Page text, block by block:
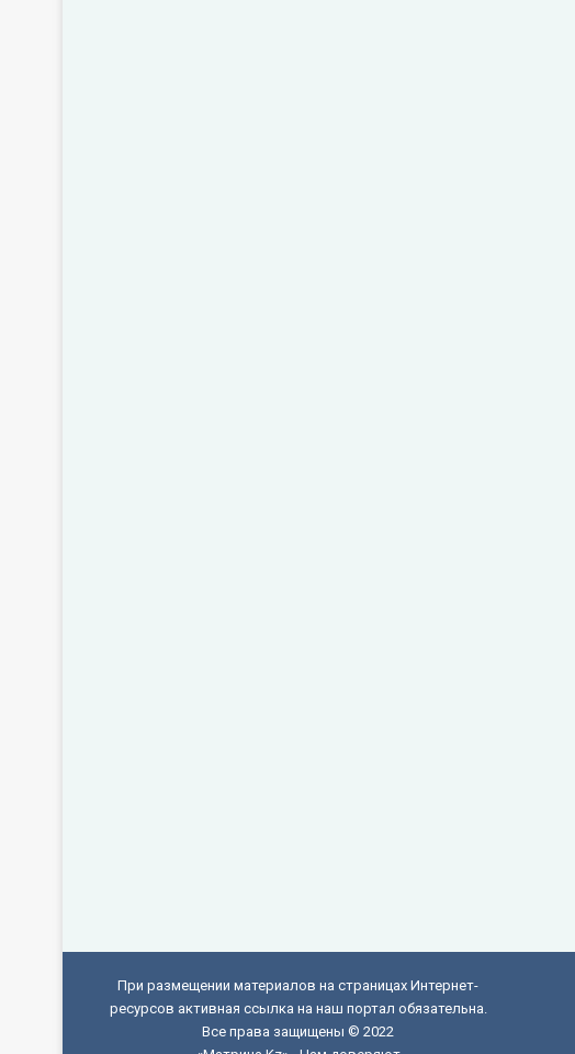
При размещении материалов на страницах Интернет-
ресурсов активная ссылка на наш портал обязательна.
Все права защищены © 2022